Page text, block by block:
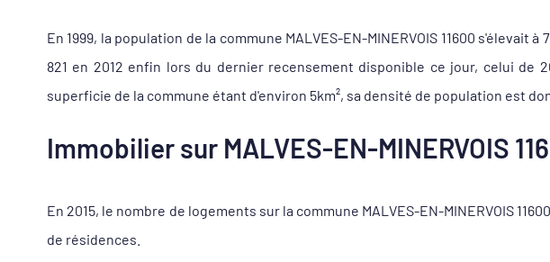
En 1999, la population de la commune MALVES-EN-MINERVOIS 11600
821 en 2012 enfin lors du dernier recensement disponible ce jour, celui de
superficie de la commune étant d'environ 5km², sa densité de population est
Immobilier sur MALVES-EN-MINERVOIS
En 2015, le nombre de logements sur la commune MALVES-EN-MINERVOIS
de résidences.